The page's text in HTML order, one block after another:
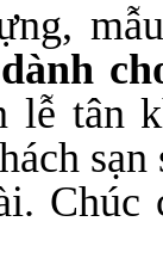
lễ tân
Chúc